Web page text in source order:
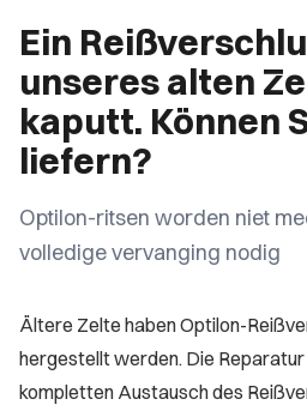
Ein
unseres alten
kaputt. Können
liefern?
Optilon-ritsen worden niet
volledige vervanging nodig
Ältere Zelte haben Optilon-
hergestellt werden. Die
kompletten Austausch des